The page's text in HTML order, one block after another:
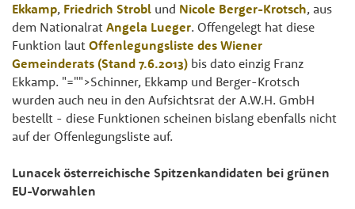
Ekkamp, Friedrich Strobl und Nicole Berger-Krotsch, aus
dem Nationalrat Angela Lueger. Offengelegt hat diese
Funktion laut Offenlegungsliste des Wiener
Gemeinderats (Stand 7.6.2013) bis dato einzig Franz
Ekkamp. "="">Schinner, Ekkamp und Berger-Krotsch
wurden auch neu in den Aufsichtsrat der A.W.H. GmbH
bestellt - diese Funktionen scheinen bislang ebenfalls nicht
auf der Offenlegungsliste auf.
Lunacek österreichische Spitzenkandidaten bei grünen
EU-Vorwahlen